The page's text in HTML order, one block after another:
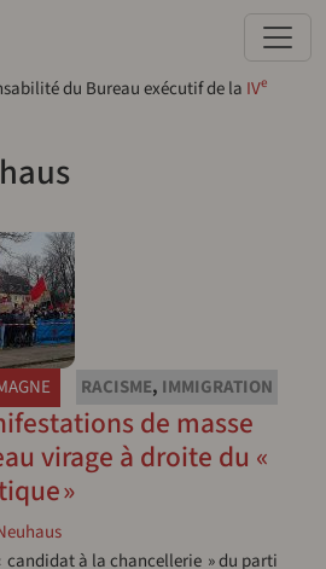
du Bureau exécutif de la IVe
RACISME, IMMIGRATION
de masse
virage à droite du «
»
candidat à la chancellerie » du parti